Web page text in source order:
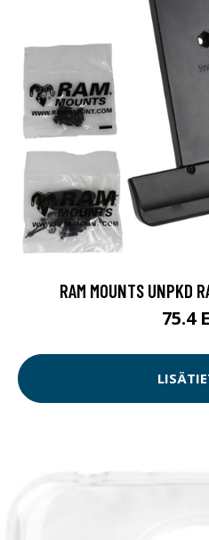
RAM MOUNTS UNPKD
75.4